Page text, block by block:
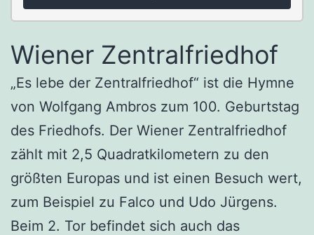
Wiener Zentralfriedhof
„Es lebe der Zentralfriedhof“ ist die Hymne
von Wolfgang Ambros zum 100. Geburtstag
des Friedhofs. Der Wiener Zentralfriedhof
zählt mit 2,5 Quadratkilometern zu den
größten Europas und ist einen Besuch wert,
zum Beispiel zu Falco und Udo Jürgens.
Beim 2. Tor befindet sich auch das